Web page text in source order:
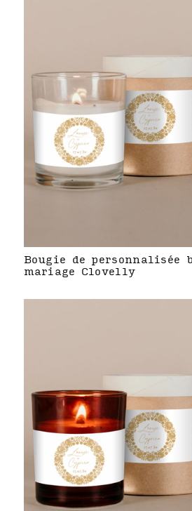
Bougie de personnalisée
mariage Clovelly